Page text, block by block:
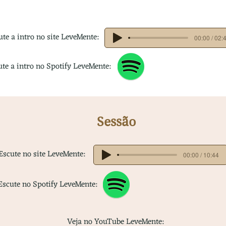
00:00 /
a intro no site LeveMente:
a intro no Spotify LeveMente:
Sessão
no site LeveMente: 00:00 / 10:44
no Spotify LeveMente:
Veja no YouTube LeveMente: